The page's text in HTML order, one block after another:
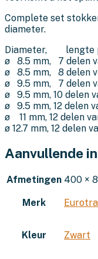
Complete set
diameter.
Diameter, lengte
ø 8.5 mm, 7 delen
ø 8.5 mm, 8 delen
ø 9.5 mm, 7 delen
ø 9.5 mm, 10 delen
ø 9.5 mm, 12 delen
ø 11 mm, 12 delen
ø 12.7 mm, 12 delen
Aanvullende
Afmetingen 400 ×
Merk
Kleur Zwart